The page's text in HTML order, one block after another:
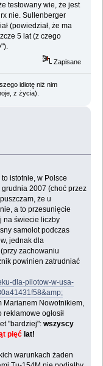
testowany wie, że jest
nie. Sullenberger
(powiedział, że ma
5 lat (z czego
Zapisane
idiotę niż nim
z życia).
istotnie, w Polsce
2007 (choć przez
że u
a to przesunięcie
na świecie liczby
samolot podczas
jednak dla
zachowaniu
powinien zatrudniać
dla-pilotow-w-usa-
Marianem Nowotnikiem,
ogłosił
"bardziej":wszyscy
pięć lat!
warunkach żaden